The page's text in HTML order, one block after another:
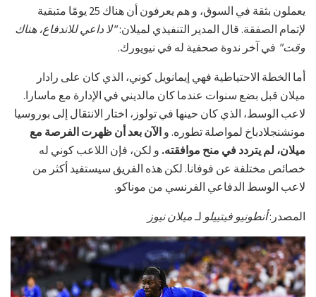
يعملون بثقة في السوق، و هم يعرفون أن هناك 25 يومًا متبقية
لإتمام الصفقة. قال المدير التنفيذي لميلان:"لا داعي للاندفاع، هناك
وقت" في آخر ندوة صحفية له في نيويورك.
أما الخطة الاحتياطية فهي إيمانويل كوني، الذي كان على رادار
ميلان قبل بضع سنوات عندما كان مالديني في الإدارة مع ماسارا.
لاعب الوسط، الذي كان حينها في تولوز، اختار الانتقال إلى بوروسيا
مونشنجلادباخ لمواصلة تطوره. و الآن بعد أن ظهرت الفرصة مع
ميلان، لم يتردد في منح موافقته. و لكن، فإن اللاعب كوني له
خصائص مختلفة عن فوفانا. لكن هذه الفريق سيستفيد أكثر من
لاعب الوسط الدفاعي الفرنسي من موناكو.
المصدر:أنطونيو فيتييلو لـ ميلان نيوز